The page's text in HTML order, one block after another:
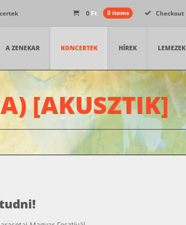
0 Ft 0 items Checkout
A ZENEKAR KONCERTEK HÍREK LEMEZEK
[AKUSZTIK]